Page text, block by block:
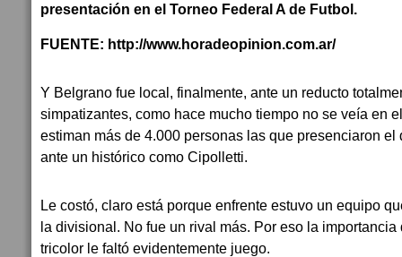
presentación en el Torneo Federal A de Futbol.
FUENTE: http://www.horadeopinion.com.ar/
Y Belgrano fue local, finalmente, ante un reducto
simpatizantes, como hace mucho tiempo no se veía en
estiman más de 4.000 personas las que presenciaron
ante un histórico como Cipolletti.
Le costó, claro está porque enfrente estuvo un equipo
la divisional. No fue un rival más. Por eso la
tricolor le faltó evidentemente juego.